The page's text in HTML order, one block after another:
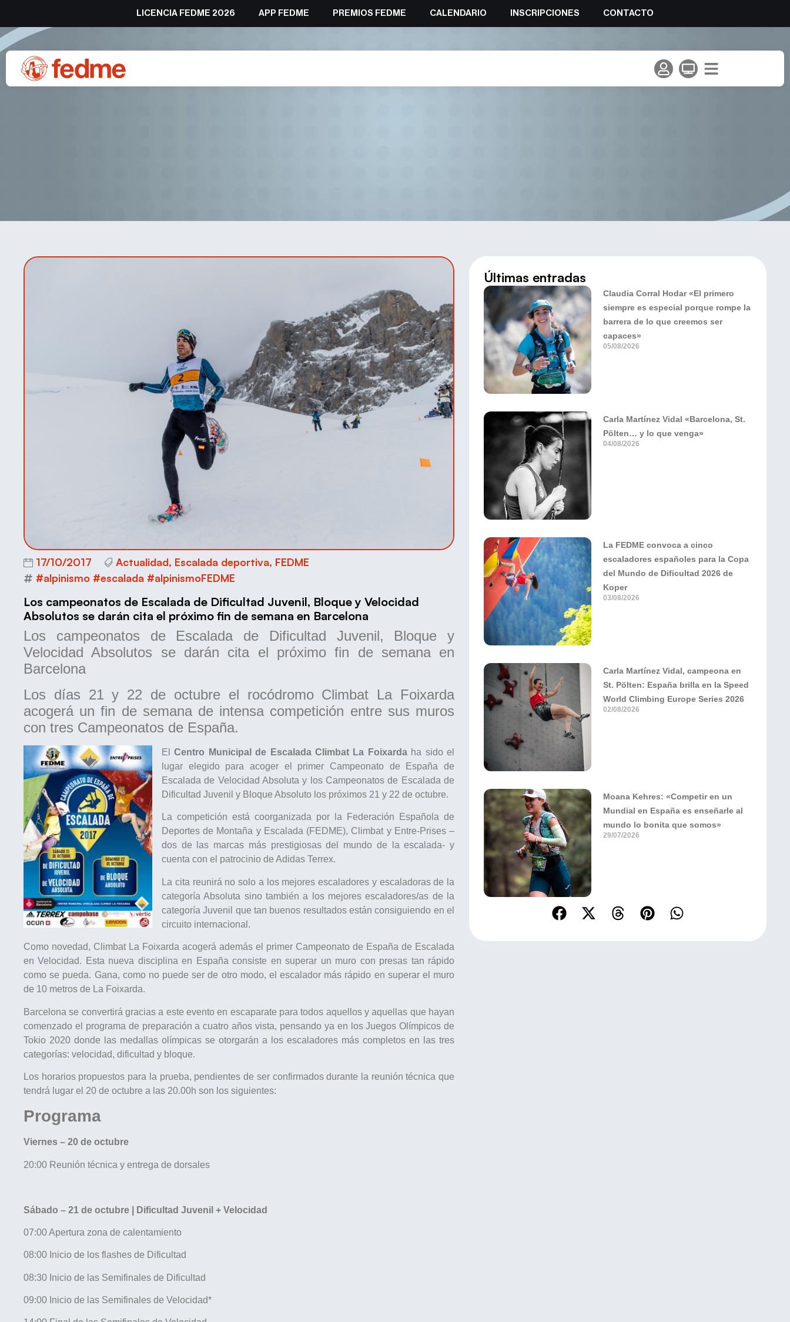
LICENCIA FEDME 2026 APP FEDME PREMIOS FEDME CALENDARIO INSCRIPCIONES CONTACTO
Trimcampeonato de España de Escalada en Climbat La Foixarda
17/10/2017 Actualidad, Escalada deportiva, FEDME
#alpinismo #escalada #alpinismoFEDME
Los campeonatos de Escalada de Dificultad Juvenil, Bloque y Velocidad
Absolutos se darán cita el próximo fin de semana en Barcelona
Los campeonatos de Escalada de Dificultad Juvenil, Bloque y
Velocidad Absolutos se darán cita el próximo fin de semana en
Barcelona
Los días 21 y 22 de octubre el rocódromo Climbat La Foixarda
acogerá un fin de semana de intensa competición entre sus muros
con tres Campeonatos de España.
ElCentro Municipal de Escalada Climbat La Foixardaha sido el
lugar elegido para acoger el primer Campeonato de España de
Escalada de Velocidad Absoluta y los Campeonatos de Escalada de
Dificultad Juvenil y Bloque Absoluto los próximos 21 y 22 de octubre.
La competición está coorganizada por la Federación Española de
Deportes de Montaña y Escalada (FEDME), Climbat y Entre-Prises –
dos de las marcas más prestigiosas del mundo de la escalada- y
cuenta con el patrocinio de Adidas Terrex.
La cita reunirá no solo a los mejores escaladores y escaladoras de la
categoría Absoluta sino también a los mejores escaladores/as de la
categoría Juvenil que tan buenos resultados están consiguiendo en el
circuito internacional.
Como novedad, Climbat La Foixarda acogerá además el primer Campeonato de España de Escalada
en Velocidad. Esta nueva disciplina en España consiste en superar un muro con presas tan rápido
como se pueda. Gana, como no puede ser de otro modo, el escalador más rápido en superar el muro
de 10 metros de La Foixarda.
Barcelona se convertirá gracias a este evento en escaparate para todos aquellos y aquellas que hayan
comenzado el programa de preparación a cuatro años vista, pensando ya en los Juegos Olímpicos de
Tokio 2020 donde las medallas olímpicas se otorgarán a los escaladores más completos en las tres
categorías: velocidad, dificultad y bloque.
Los horarios propuestos para la prueba, pendientes de ser confirmados durante la reunión técnica que
tendrá lugar el 20 de octubre a las 20.00h son los siguientes:
Programa
Viernes – 20 de octubre
20:00 Reunión técnica y entrega de dorsales
Sábado – 21 de octubre | Dificultad Juvenil + Velocidad
07:00 Apertura zona de calentamiento
08:00 Inicio de los flashes de Dificultad
08:30 Inicio de las Semifinales de Dificultad
09:00 Inicio de las Semifinales de Velocidad*
Últimas entradas
Claudia Corral Hodar «El primero
siempre es especial porque rompe la
barrera de lo que creemos ser
capaces»
05/08/2026
Carla Martínez Vidal «Barcelona, St.
Pölten… y lo que venga»
04/08/2026
La FEDME convoca a cinco
escaladores españoles para la Copa
del Mundo de Dificultad 2026 de
Koper
03/08/2026
Carla Martínez Vidal, campeona en
St. Pölten: España brilla en la Speed
World Climbing Europe Series 2026
02/08/2026
Moana Kehres: «Competir en un
Mundial en España es enseñarle al
mundo lo bonita que somos»
29/07/2026